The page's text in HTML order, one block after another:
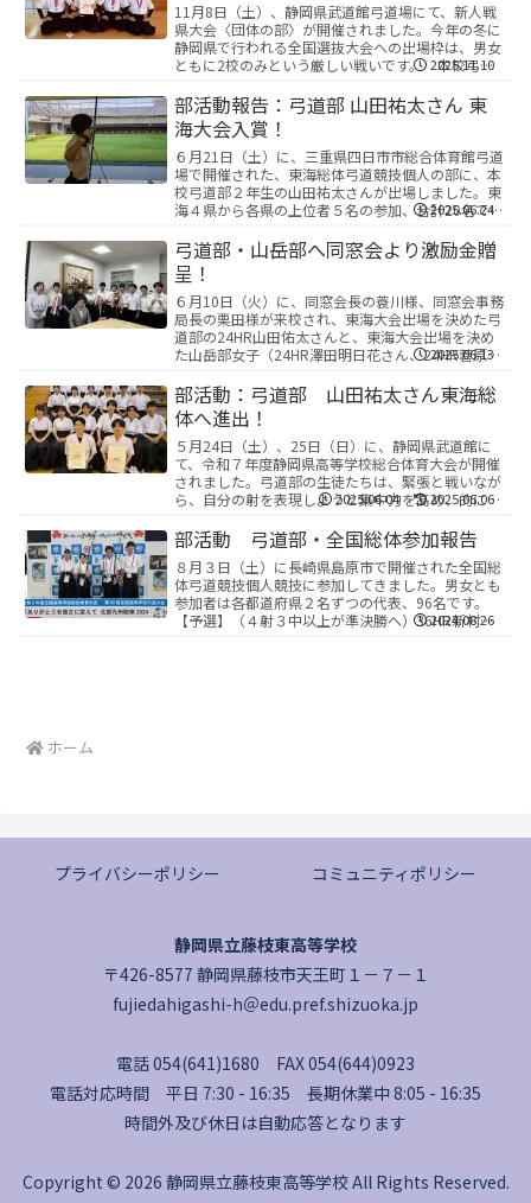
11月8日（土）、静岡県武道館弓道場にて、新人戦
県大会〈団体の部〉が開催されました。今年の冬に
静岡県で行われる全国選抜大会への出場枠は、男女
ともに2校のみという厳しい戦いです。 本校弓道
ました。...
2025.11.10
部活動報告：弓道部 山田祐太さん 東
海大会入賞！
６月21日（土）に、三重県四日市市総合体育館弓道
場で開催された、東海総体弓道競技個人の部に、本
校弓道部２年生の山田祐太さんが出場しました。東
海４県から各県の上位者５名の参加、合計20名で争
しまし...
2025.06.24
弓道部・山岳部へ同窓会より激励金贈
呈！
６月10日（火）に、同窓会長の蓑川様、同窓会事務
局長の栗田様が来校され、東海大会出場を決めた弓
道部の24HR山田佑太さんと、東海大会出場を決め
た山岳部女子（24HR澤田明日花さん、24HR菅原莉
2025.06.13
部活動：弓道部 山田祐太さん東海総
体へ進出！
５月24日（土）、25日（日）に、静岡県武道館に
て、令和７年度静岡県高等学校総合体育大会が開催
されました。弓道部の生徒たちは、緊張と戦いなが
ら、自分の射を表現しようと集中力を高め、的に向
５位、薮...
2025.06.04 2025.06.06
部活動 弓道部・全国総体参加報告
８月３日（土）に長崎県島原市で開催された全国総
体弓道競技個人競技に参加してきました。男女とも
参加者は各都道府県２名ずつの代表、96名です。
【予選】（４射３中以上が準決勝へ）36HR新村維
2024.08.26
ホーム
プライバシーポリシー コミュニティポリシー
静岡県立藤枝東高等学校
〒426-8577 静岡県藤枝市天王町１－７－１
fujiedahigashi-h＠edu.pref.shizuoka.jp
電話 054(641)1680 FAX 054(644)0923
電話対応時間 平日 7:30 - 16:35 長期休業中 8:05 - 16:35
時間外及び休日は自動応答となります
Copyright © 2026 静岡県立藤枝東高等学校 All Rights Reserved.